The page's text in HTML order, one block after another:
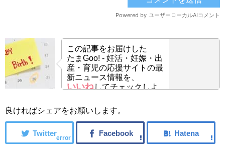
この記事をお届けした
たまGoo! - 妊活・妊娠・出
産・育児の応援サイトの最
新ニュース情報を、
いいねしてチェックしよ
良ければシェアをお願いします。
error